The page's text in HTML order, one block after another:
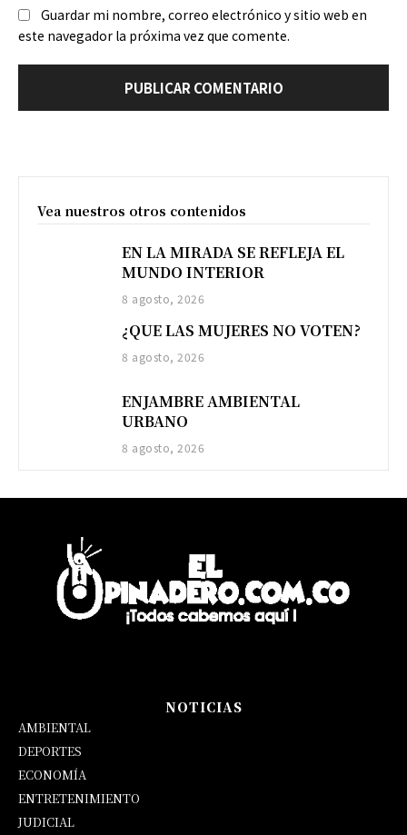
Guardar mi nombre, correo electrónico y sitio web en
este navegador la próxima vez que comente.
Vea nuestros otros contenidos
EN LA MIRADA SE REFLEJA EL
MUNDO INTERIOR
8 agosto, 2026
¿QUE LAS MUJERES NO VOTEN?
8 agosto, 2026
ENJAMBRE AMBIENTAL
URBANO
8 agosto, 2026
NOTICIAS
AMBIENTAL
DEPORTES
ECONOMÍA
ENTRETENIMIENTO
JUDICIAL